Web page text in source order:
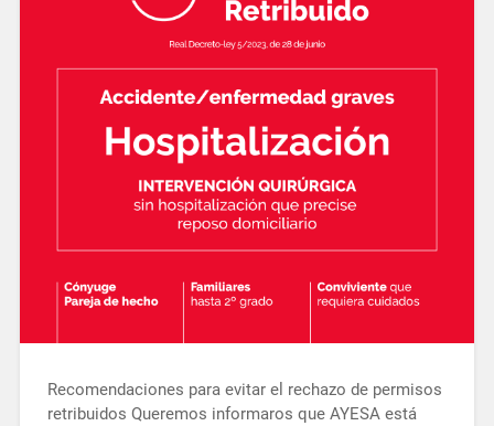
Recomendaciones para evitar el rechazo de permisos
retribuidos Queremos informaros que AYESA está